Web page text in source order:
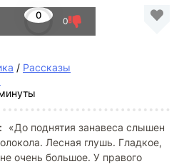
0
0
/ Рассказы
«До поднятия занавеса слышен
Лесная глушь. Гладкое,
очень большое. У правого